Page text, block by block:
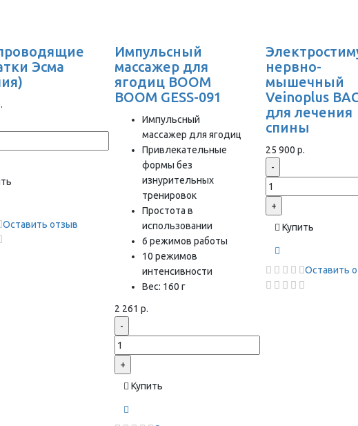
Эсма
Оставить отзыв
Импульсный
массажер для
ягодиц BOOM
BOOM GESS-091
Импульсный
массажер для ягодиц
Привлекательные
формы без
изнурительных
тренировок
Простота в
использовании
6 режимов работы
10 режимов
интенсивности
Вес: 160 г
2 261 р.
-
+
Купить
нервно-
мышечный
Veinoplus
для лечения
спины
25 900 р.
-
+
Купить
Оставить